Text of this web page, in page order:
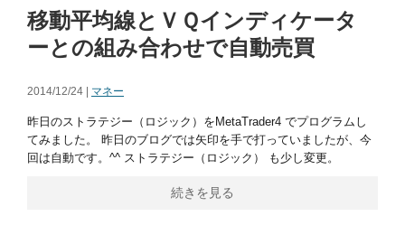
移動平均線とＶＱインディケータ
ーとの組み合わせで自動売買
2014/12/24 | マネー
昨日のストラテジー（ロジック）をMetaTrader4 でプログラムし
てみました。 昨日のブログでは矢印を手で打っていましたが、今
回は自動です。^^ ストラテジー（ロジック） も少し変更。
続きを見る